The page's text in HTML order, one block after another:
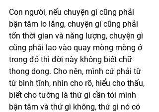
Con người, nếu chuyện gì cũng phải
bận tâm lo lắng, chuyện gì cũng phải
tốn thời gian và năng lượng, chuyện gì
cũng phải lao vào quay mòng mòng ở
trong đó thì đời này không biết chữ
thong dong. Cho nên, mình cứ phải từ
từ bình tĩnh, nhìn cho rõ, hiểu cho thấu,
biết cho tường là thứ gì cần tới mình
bận tâm và thứ gì không, thứ gì nó có